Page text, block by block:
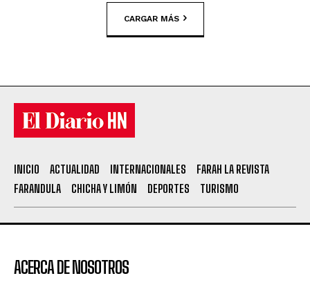
CARGAR MÁS
INICIO ACTUALIDAD INTERNACIONALES
FARAH LA REVISTA
FARANDULA
CHICHA Y LIMÓN DEPORTES TURISMO
ACERCA DE NOSOTROS